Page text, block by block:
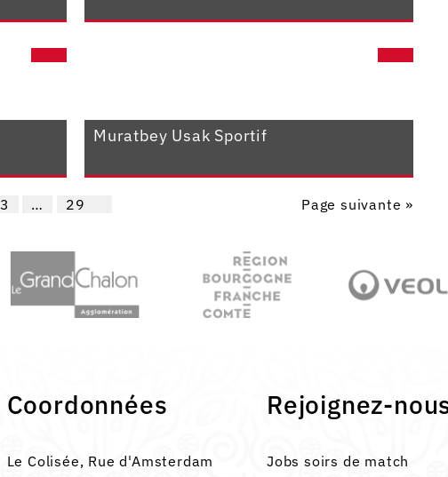
Muratbey Usak Sportif
3 … 29 Page suivante »
Coordonnées
Le Colisée, Rue d'Amsterdam
Rejoignez-
Jobs soirs de match